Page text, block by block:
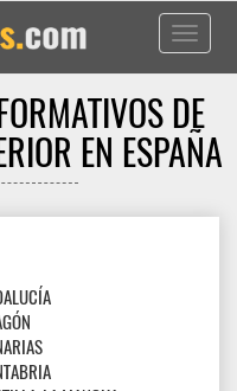
Toggle
DE
EN ESPAÑA